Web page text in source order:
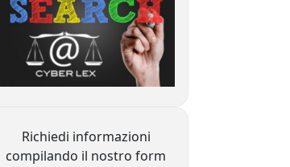
Richiedi informazioni
compilando il nostro form